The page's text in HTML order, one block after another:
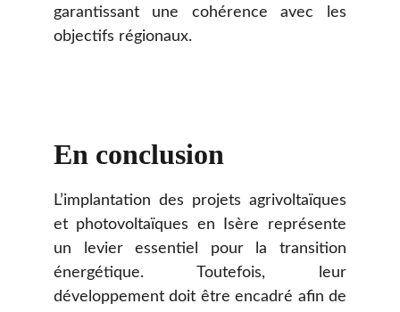
garantissant une cohérence avec les
objectifs régionaux.
En conclusion
L’implantation des projets agrivoltaïques
et photovoltaïques en Isère représente
un levier essentiel pour la transition
énergétique. Toutefois, leur
développement doit être encadré afin de